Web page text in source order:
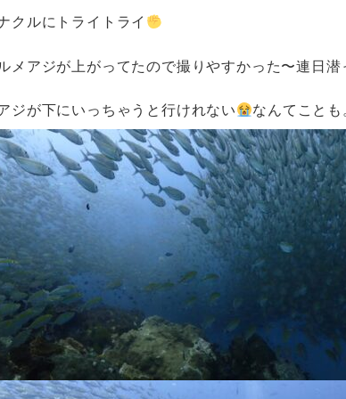
クルにトライトライ
メアジが上がってたので撮りやすかった〜連日
ジが下にいっちゃうと行けれない なんてことも